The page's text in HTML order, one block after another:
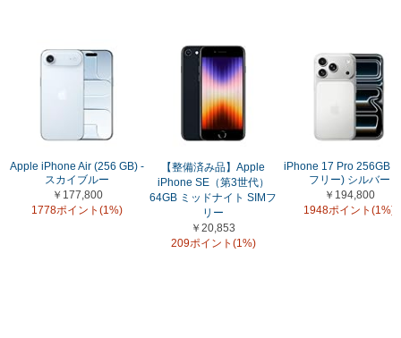
Apple iPhone Air (256 GB) -
スカイブルー
￥177,800
1778ポイント(1%)
【整備済み品】Apple
iPhone SE（第3世代）
64GB ミッドナイト SIMフ
リー
￥20,853
209ポイント(1%)
iPhone 17 Pro 256GB
フリー) シルバー
￥194,800
1948ポイント(1%)